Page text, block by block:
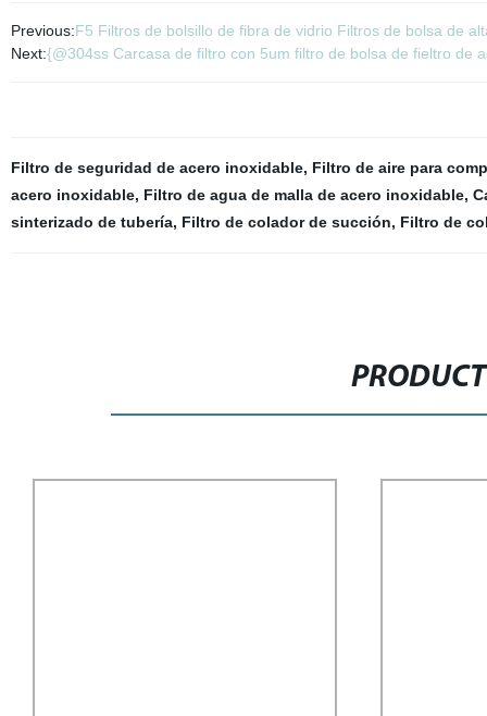
Previous:F5 Filtros de bolsillo de fibra de vidrio Filtros de bolsa de
Next:{@304ss Carcasa de filtro con 5um filtro de bolsa de fieltro de
Filtro de seguridad de acero inoxidable, Filtro de aire para
acero inoxidable, Filtro de agua de malla de acero inoxidable,
sinterizado de tubería, Filtro de colador de succión, Filtro de